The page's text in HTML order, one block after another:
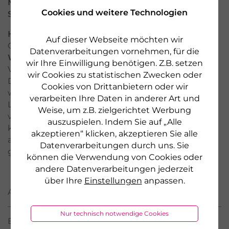
Cookies und weitere Technologien
Auf dieser Webseite möchten wir
Datenverarbeitungen vornehmen, für die
wir Ihre Einwilligung benötigen. Z.B. setzen
wir Cookies zu statistischen Zwecken oder
Cookies von Drittanbietern oder wir
verarbeiten Ihre Daten in anderer Art und
Weise, um z.B. zielgerichtet Werbung
auszuspielen. Indem Sie auf „Alle
akzeptieren“ klicken, akzeptieren Sie alle
Datenverarbeitungen durch uns. Sie
können die Verwendung von Cookies oder
andere Datenverarbeitungen jederzeit
über Ihre Einstellungen anpassen.
Nur technisch notwendige Cookies
Marke:
Serie:
Darmgesund
Hersteller:
Dr. Wolz Zell GmbH, Geisenheim /
Germany, www.wolz.de
Warnhinweis:Die angegebene empfohlene
Verzehrmenge darf nicht überschritten werden.
Darmflora plus Kinder + Familie nicht verwenden,
wenn am selben Tag Muttermilch oder andere
Lebensmittel mit zugesetzter 2'-Fucosyllactose
verzehrt werden. Nahrungsergänzungsmittel sind
kein Ersatz für eine ausgewogene und
abwechslungsreiche Ernährung sowie eine
gesunde Lebensweise.
ANWENDUNG
BEWERTUNGEN